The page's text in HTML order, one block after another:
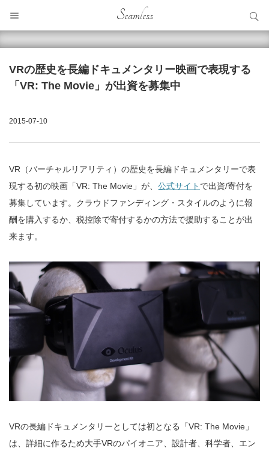
Seamless
VRの歴史を長編ドキュメンタリー映画で表現する
「VR: The Movie」が出資を募集中
2015-07-10
VR（バーチャルリアリティ）の歴史を長編ドキュメンタリーで表
現する初の映画「VR: The Movie」が、 公式サイト で出資/寄付を
募集しています。クラウドファンディング・スタイルのように報
酬を購入するか、税控除で寄付するかの方法で援助することが出
来ます。
VRの長編ドキュメンタリーとしては初となる「VR: The Movie」
は、詳細に作るため大手VRのパイオニア、設計者、科学者、エン
サイト内検索